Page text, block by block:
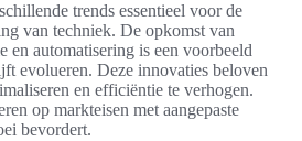
trends essentieel voor de
van techniek. De opkomst van
en automatisering is een voorbeeld
evolueren. Deze innovaties beloven
en efficiëntie te verhogen.
op markteisen met aangepaste
bevordert.